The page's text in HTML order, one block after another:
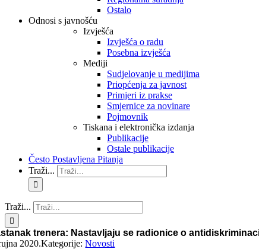
Ostalo
Odnosi s javnošću
Izvješća
Izvješća o radu
Posebna izvješća
Mediji
Sudjelovanje u medijima
Priopćenja za javnost
Primjeri iz prakse
Smjernice za novinare
Pojmovnik
Tiskana i elektronička izdanja
Publikacije
Ostale publikacije
Često Postavljena Pitanja
Traži...
Traži...
trenera: Nastavljaju se radionice o
2020.Kategorije:Novosti